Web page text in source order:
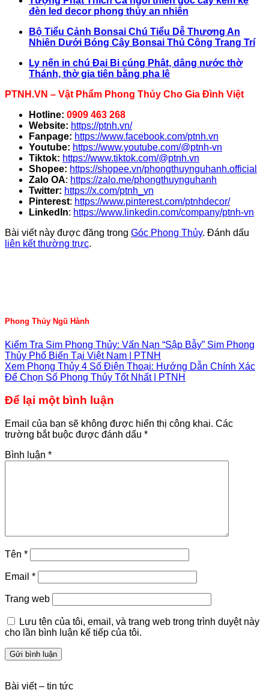
đèn led decor phong thủy an nhiên
Bộ Tiểu Cảnh Bonsai Chú Tiểu Dễ Thương An
Nhiên Dưới Bóng Cây Bonsai Thủ Công Trang Trí
Ly nến in chú Đại Bi cúng Phật, dâng nước thờ
Thánh, thờ gia tiên bằng pha lê
PTNH.VN – Vật Phẩm Phong Thủy Cho Gia Đình Việt
Hotline: 0909 463 268
Website: https://ptnh.vn/
Fanpage: https://www.facebook.com/ptnh.vn
Youtube: https://www.youtube.com/@ptnh-vn
Tiktok: https://www.tiktok.com/@ptnh.vn
Shopee: https://shopee.vn/phongthuynguhanh.official
Zalo OA: https://zalo.me/phongthuynguhanh
Twitter: https://x.com/ptnh_vn
Pinterest: https://www.pinterest.com/ptnhdecor/
LinkedIn: https://www.linkedin.com/company/ptnh-vn
Bài viết này được đăng trong Góc Phong Thủy. Đánh dấu
liên kết thường trực.
Phong Thủy Ngũ Hành
Kiểm Tra Sim Phong Thủy: Vấn Nạn “Sập Bẫy” Sim Phong
Thủy Phổ Biến Tại Việt Nam | PTNH
Xem Phong Thủy 4 Số Điện Thoại: Hướng Dẫn Chính Xác
Để Chọn Số Phong Thủy Tốt Nhất | PTNH
Để lại một bình luận
Email của bạn sẽ không được hiển thị công khai. Các
trường bắt buộc được đánh dấu *
Bình luận *
Tên *
Email *
Trang web
Lưu tên của tôi, email, và trang web trong trình duyệt này
cho lần bình luận kế tiếp của tôi.
Bài viết – tin tức